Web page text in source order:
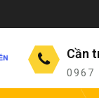
Cần
0967